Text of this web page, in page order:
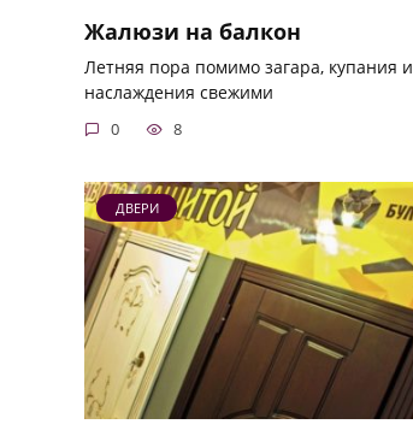
Жалюзи на балкон
Летняя пора помимо загара, купания и
наслаждения свежими
0 8
ДВЕРИ